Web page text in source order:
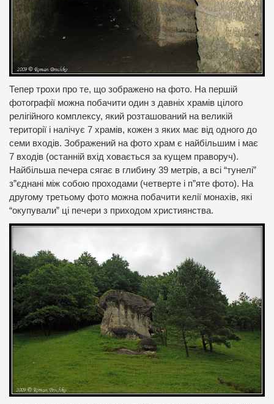
Тепер трохи про те, що зображено на фото. На першій
фотографії можна побачити один з давніх храмів цілого
релігійного комплексу, який розташований на великій
території і налічує 7 храмів, кожен з яких має від одного до
семи входів. Зображений на фото храм є найбільшим і має
7 входів (останній вхід ховається за кущем праворуч).
Найбільша печера сягає в глибину 39 метрів, а всі “тунелі”
з”єднані між собою проходами (четверте і п”яте фото). На
другому третьому фото можна побачити келії монахів, які
“окупували” ці печери з приходом християнства.